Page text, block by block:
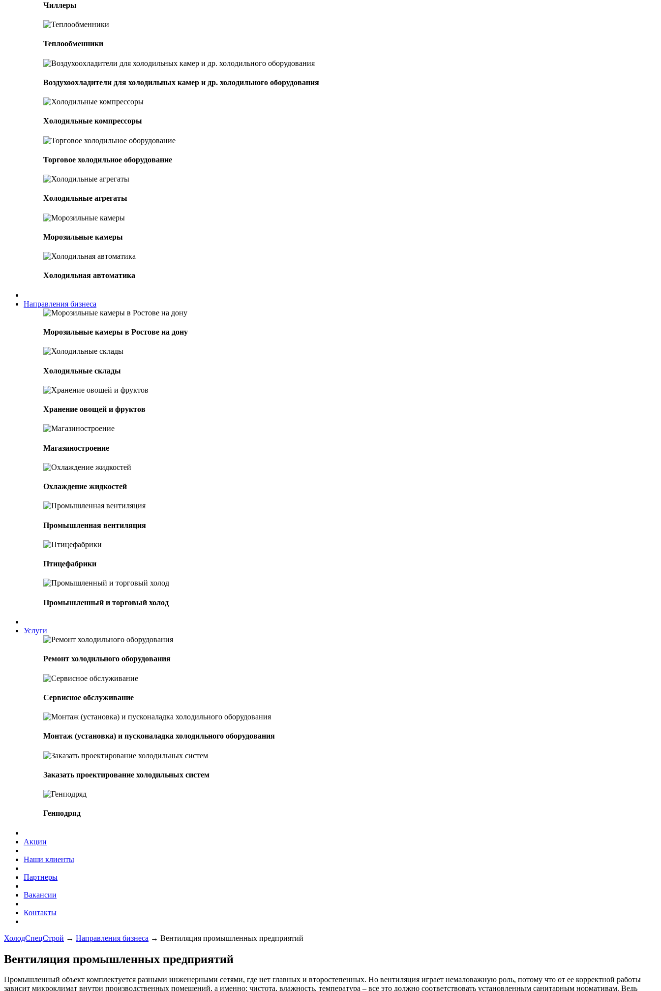
Чиллеры
Теплообменники
Воздухоохладители для холодильных камер и др. холодильного оборудования
Холодильные компрессоры
Торговое холодильное оборудование
Холодильные агрегаты
Морозильные камеры
Холодильная автоматика
Направления бизнеса
Морозильные камеры в Ростове на дону
Холодильные склады
Хранение овощей и фруктов
Магазиностроение
Охлаждение жидкостей
Промышленная вентиляция
Птицефабрики
Промышленный и торговый холод
Услуги
Ремонт холодильного оборудования
Сервисное обслуживание
Монтаж (установка) и пусконаладка холодильного оборудования
Заказать проектирование холодильных систем
Генподряд
Акции
Наши клиенты
Партнеры
Вакансии
Контакты
ХолодСпецСтрой → Направления бизнеса → Вентиляция промышленных предприятий
Вентиляция промышленных предприятий
Промышленный объект комплектуется разными инженерными сетями, где нет главных и второстепенных. Но вентиляция играет немаловажную роль, потому что от ее корректной работы
зависит микроклимат внутри производственных помещений, а именно: чистота, влажность, температура – все это должно соответствовать установленным санитарным нормативам. Ведь